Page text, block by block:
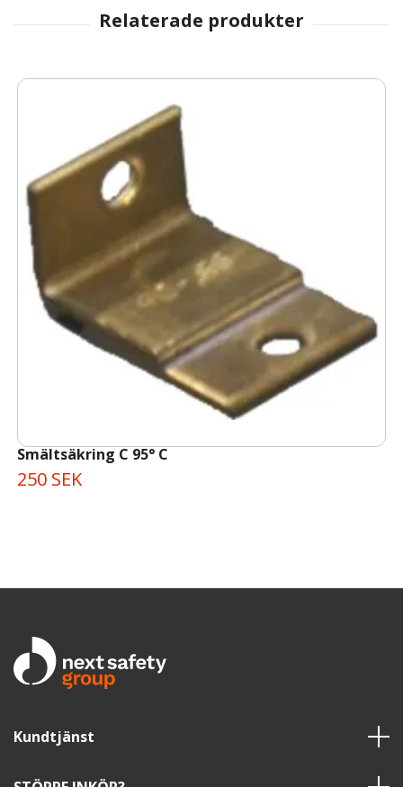
Smältsäkring C 95° C
250 SEK
Kundtjänst